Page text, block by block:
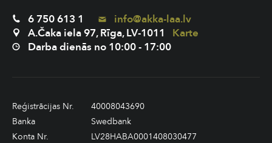
6 750 613 1
info@akka-laa.lv
A.Čaka iela 97, Rīga, LV-1011
Karte
Darba dienās no 10:00 - 17:00
Reģistrācijas Nr.
40008043690
Banka
Swedbank
Konta Nr.
LV28HABA0001408030477